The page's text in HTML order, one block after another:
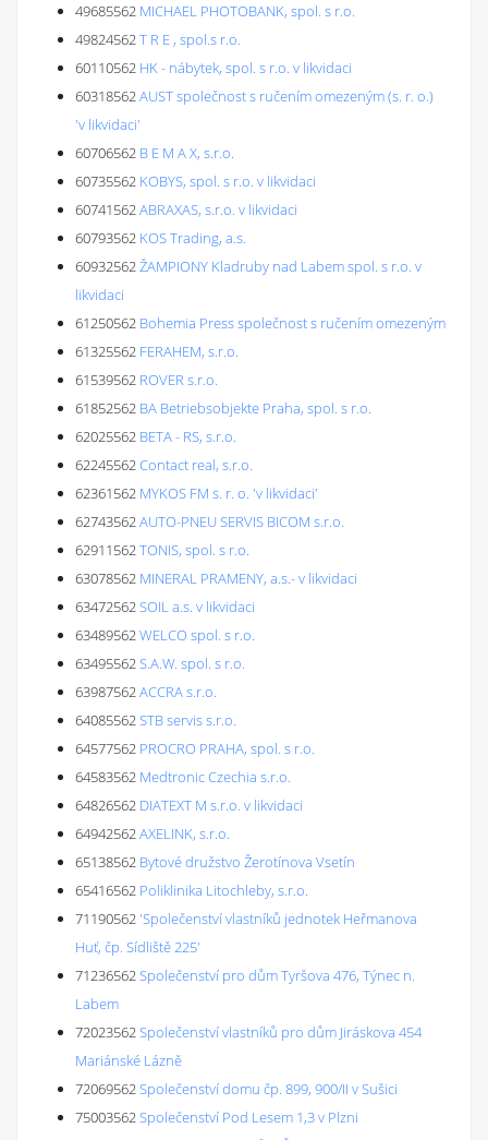
49685562 MICHAEL PHOTOBANK, spol. s r.o.
49824562T R E , spol.s r.o.
60110562 HK - nábytek, spol. s r.o. v likvidaci
60318562AUST společnost s ručením omezeným (s. r. o.)
'v likvidaci'
60706562 B E M A X, s.r.o.
60735562 KOBYS, spol. s r.o. v likvidaci
60741562ABRAXAS, s.r.o. v likvidaci
60793562 KOS Trading, a.s.
60932562ŽAMPIONY Kladruby nad Labem spol. s r.o. v
likvidaci
61250562 Bohemia Press společnost s ručením omezeným
61325562 FERAHEM, s.r.o.
61539562 ROVER s.r.o.
61852562 BA Betriebsobjekte Praha, spol. s r.o.
62025562 BETA - RS, s.r.o.
62245562Contact real, s.r.o.
62361562 MYKOS FM s. r. o. 'v likvidaci'
62743562AUTO-PNEU SERVIS BICOM s.r.o.
62911562TONIS, spol. s r.o.
63078562 MINERAL PRAMENY, a.s.- v likvidaci
63472562SOIL a.s. v likvidaci
63489562WELCO spol. s r.o.
63495562S.A.W. spol. s r.o.
63987562ACCRA s.r.o.
64085562STB servis s.r.o.
64577562 PROCRO PRAHA, spol. s r.o.
64583562 Medtronic Czechia s.r.o.
64826562 DIATEXT M s.r.o. v likvidaci
64942562AXELINK, s.r.o.
65138562 Bytové družstvo Žerotínova Vsetín
65416562 Poliklinika Litochleby, s.r.o.
71190562'Společenství vlastníků jednotek Heřmanova
Huť, čp. Sídliště 225'
71236562Společenství pro dům Tyršova 476, Týnec n.
Labem
72023562Společenství vlastníků pro dům Jiráskova 454
Mariánské Lázně
72069562Společenství domu čp. 899, 900/II v Sušici
75003562Společenství Pod Lesem 1,3 v Plzni